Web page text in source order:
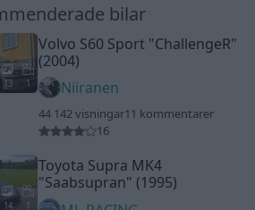
bilar
13 1
Volvo S60 Sport "ChallengeR"
(2004)
Niiranen
44 142 visningar11 kommentarer
16
14 1
Toyota Supra MK4
"Saabsupran" (1995)